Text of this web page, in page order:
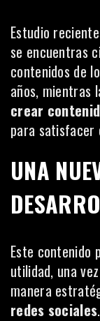
Estudio
se encuentras
contenidos de
años, mientras
crear
para satisfacer
UNA
Este contenido
utilidad, una
manera
redes sociales